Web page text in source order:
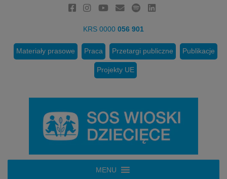
KRS 0000 056 901
Materiały prasowe Praca Przetargi publiczne Publikacje
Projekty UE
MENU